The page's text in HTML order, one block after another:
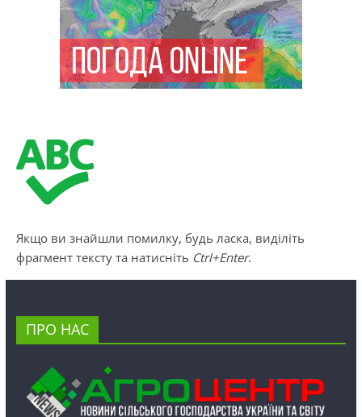
Якщо ви знайшли помилку, будь ласка, виділіть
фрагмент тексту та натисніть Ctrl+Enter.
ПРО НАС